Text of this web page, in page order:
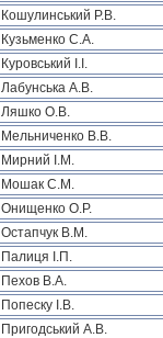
Кошулинський Р.В.
Кузьменко С.А.
Куровський І.І.
Лабунська А.В.
Ляшко О.В.
Мельниченко В.В.
Мирний І.М.
Мошак С.М.
Онищенко О.Р.
Остапчук В.М.
Палиця І.П.
Пехов В.А.
Попеску І.В.
Пригодський А.В.